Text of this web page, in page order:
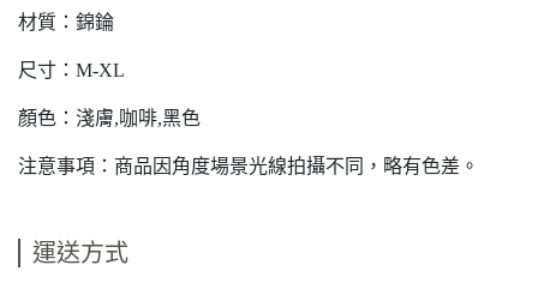
材質：錦錀
尺寸：M-XL
顏色：淺膚,咖啡,黑色
注意事項：商品因角度場景光線拍攝不同，略有色差。
運送方式